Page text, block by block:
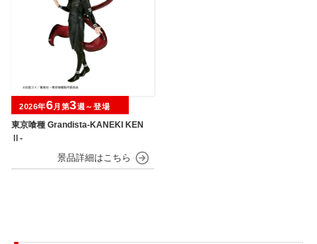
東京喰種 Grandista-KANEKI KEN
Ⅱ-
2026年6月第3週～登場